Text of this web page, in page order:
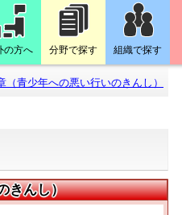
の方へ 分野で探す 組織で探す
（青少年への悪い行いのきんし）
きんし）